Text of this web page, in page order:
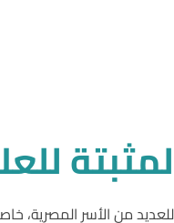
من الأسر المصرية،